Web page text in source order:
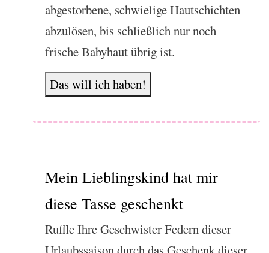
abgestorbene, schwielige Hautschichten
abzulösen, bis schließlich nur noch
frische Babyhaut übrig ist.
Das will ich haben!
Mein Lieblingskind hat mir
diese Tasse geschenkt
Ruffle Ihre Geschwister Federn dieser